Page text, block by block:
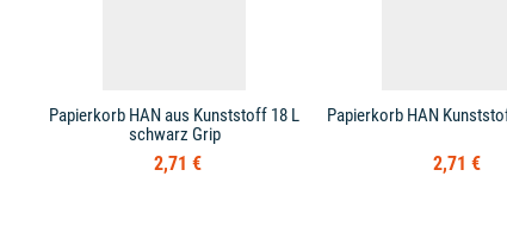
Papierkorb HAN aus Kunststoff 18 L
schwarz Grip
2,71 €
Papierkorb HAN
2,71 €